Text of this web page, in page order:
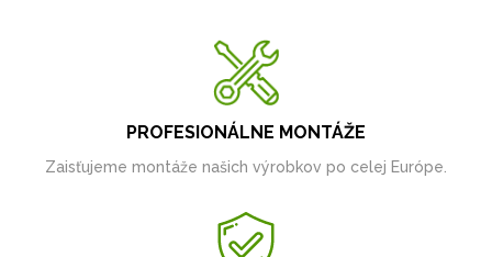
PROFESIONÁLNE MONTÁŽE
Zaisťujeme montáže našich výrobkov po celej Európe.